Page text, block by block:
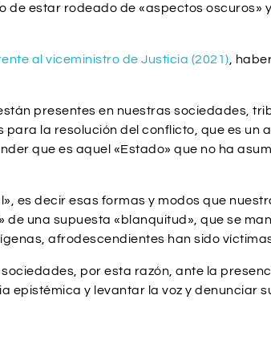
estar rodeado de «aspectos oscuros»
al viceministro de Justicia (2021) ,
presentes en nuestras sociedades,
la resolución del conflicto, que es un
que es aquel «Estado» que no ha
es decir esas formas y modos que
una supuesta «blanquitud», que se
afrodescendientes han sido
por esta razón, ante la
epistémica y levantar la voz y denunciar